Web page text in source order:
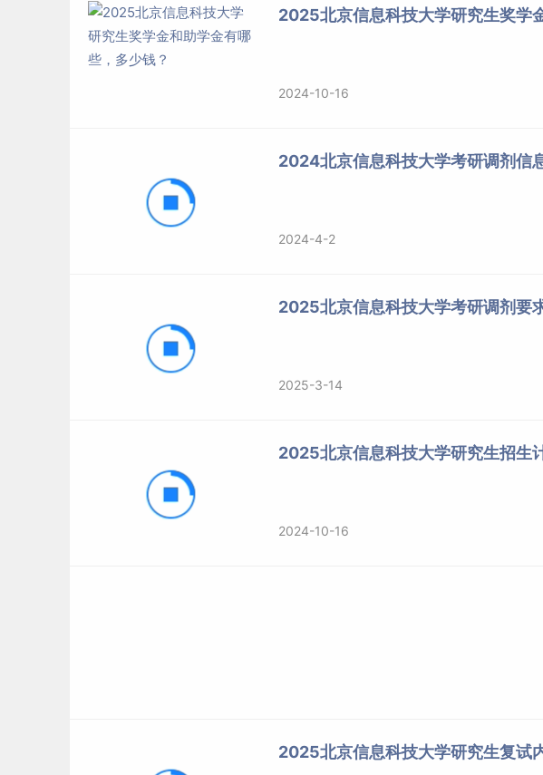
2025北京信息科技大学研究生奖学
2024-10-16
2024北京信息科技大学考研调剂信
2024-4-2
2025北京信息科技大学考研调剂要
2025-3-14
2025北京信息科技大学研究生招生
2024-10-16
2025北京信息科技大学研究生复试